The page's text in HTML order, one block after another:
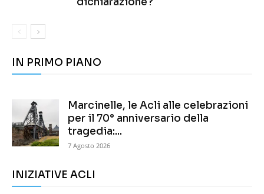
IN PRIMO PIANO
Marcinelle, le Acli alle celebrazioni
per il 70° anniversario della
tragedia:...
7 Agosto 2026
INIZIATIVE ACLI